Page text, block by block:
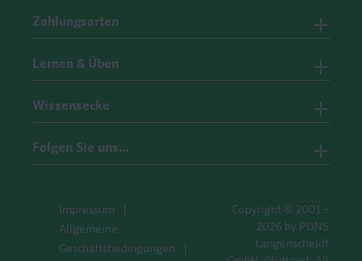
Zahlungsarten
Lernen & Üben
Wissensecke
Folgen Sie uns…
Impressum
Allgemeine
Geschäftsbedingungen
Copyright © 2001 -
2026 by PONS
Langenscheidt